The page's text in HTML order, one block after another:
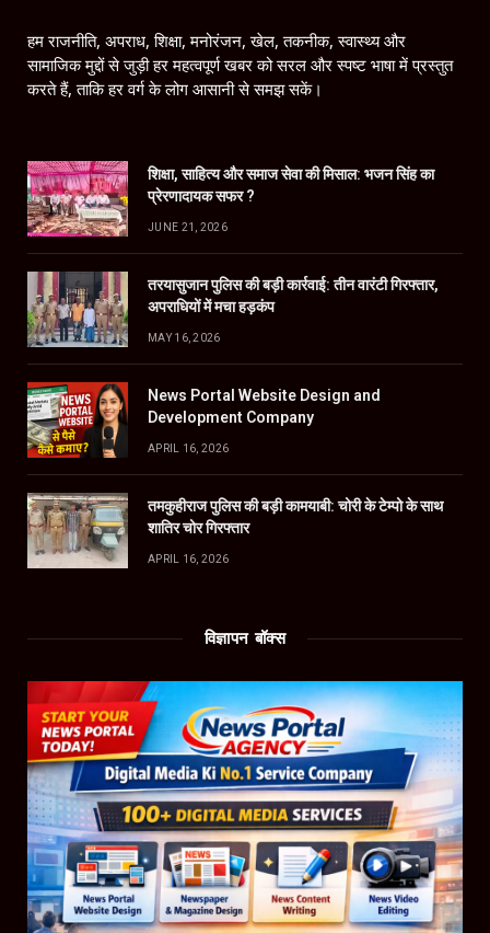
हम राजनीति, अपराध, शिक्षा, मनोरंजन, खेल, तकनीक, स्वास्थ्य और
सामाजिक मुद्दों से जुड़ी हर महत्वपूर्ण खबर को सरल और स्पष्ट भाषा में प्रस्तुत
करते हैं, ताकि हर वर्ग के लोग आसानी से समझ सकें।
शिक्षा, साहित्य और समाज सेवा की मिसाल: भजन सिंह का
प्रेरणादायक सफर ?
JUNE 21, 2026
तरयासुजान पुलिस की बड़ी कार्रवाई: तीन वारंटी गिरफ्तार,
अपराधियों में मचा हड़कंप
MAY 16, 2026
News Portal Website Design and
Development Company
APRIL 16, 2026
तमकुहीराज पुलिस की बड़ी कामयाबी: चोरी के टेम्पो के साथ
शातिर चोर गिरफ्तार
APRIL 16, 2026
विज्ञापन बॉक्स